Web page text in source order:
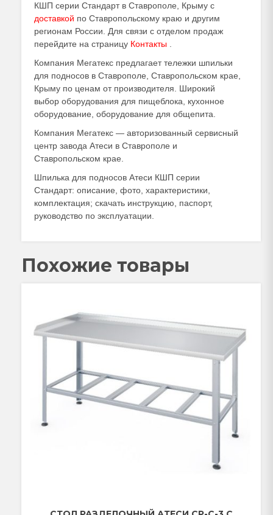
КШП серии Стандарт в Ставрополе, Крыму с
доставкой по Ставропольскому краю и другим
регионам России. Для связи с отделом продаж
перейдите на страницу Контакты
Компания Мегатекс предлагает тележки шпильки
для подносов в Ставрополе, Ставропольском крае,
Крыму по ценам от производителя. Широкий
выбор оборудования для пищеблока, кухонное
оборудование, оборудование для общепита.
Компания Мегатекс — авторизованный сервисный
центр завода Атеси в Ставрополе и
Ставропольском крае.
Шпилька для подносов Атеси КШП серии
Стандарт: описание, фото, характеристики,
комплектация; скачать инструкцию, паспорт,
руководство по эксплуатации.
Похожие товары